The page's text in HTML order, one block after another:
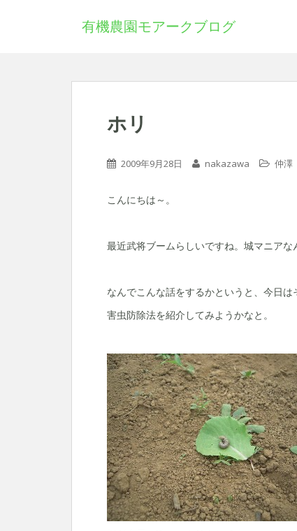
有機農園モアークブログ
ホリ
2009年9月28日 nakazawa 仲澤
こんにちは～。
最近武将ブームらしいですね。城マニアな
なんでこんな話をするかというと、今日は
害虫防除法を紹介してみようかなと。